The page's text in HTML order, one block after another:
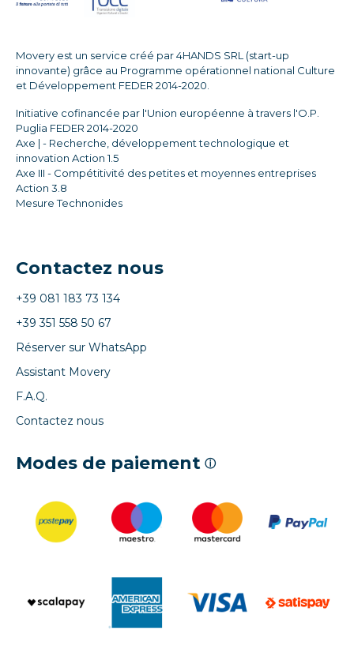
Movery est un service créé par 4HANDS SRL (start-up
innovante) grâce au Programme opérationnel national Culture
et Développement FEDER 2014-2020.
Initiative cofinancée par l'Union européenne à travers l'O.P.
Puglia FEDER 2014-2020
Axe | - Recherche, développement technologique et
innovation Action 1.5
Axe III - Compétitivité des petites et moyennes entreprises
Action 3.8
Mesure Technonides
Contactez nous
+39 081 183 73 134
+39 351 558 50 67
Réserver sur WhatsApp
Assistant Movery
F.A.Q.
Contactez nous
Modes de paiement ⓘ